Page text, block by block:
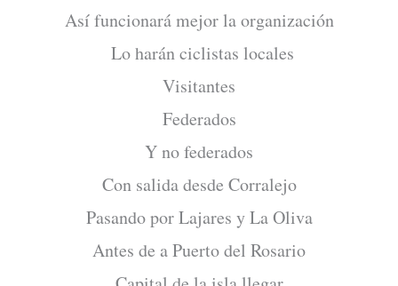
Así funcionará mejor la organización
Lo harán ciclistas locales
Visitantes
Federados
Y no federados
Con salida desde Corralejo
Pasando por Lajares y La Oliva
Antes de a Puerto del Rosario